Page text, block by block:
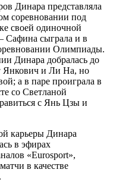
Динара представляла
соревновании под
своей одиночной
сыграла и в
Олимпиады.
Динара добралась до
Янкович и Ли На, но
а в паре проиграла в
со Светланой
с Янь Цзы и
карьеры Динара
в эфирах
«Eurosport»,
в качестве